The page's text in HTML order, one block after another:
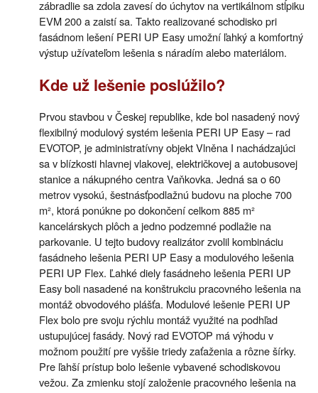
zábradlie sa zdola zavesí do úchytov na vertikálnom stĺpiku
EVM 200 a zaistí sa. Takto realizované schodisko pri
fasádnom lešení PERI UP Easy umožní ľahký a komfortný
výstup užívateľom lešenia s náradím alebo materiálom.
Kde už lešenie poslúžilo?
Prvou stavbou v Českej republike, kde bol nasadený nový
flexibilný modulový systém lešenia PERI UP Easy – rad
EVOTOP, je administratívny objekt Vlněna I nachádzajúci
sa v blízkosti hlavnej vlakovej, električkovej a autobusovej
stanice a nákupného centra Vaňkovka. Jedná sa o 60
metrov vysokú, šestnásťpodlažnú budovu na ploche 700
m², ktorá ponúkne po dokončení celkom 885 m²
kancelárskych plôch a jedno podzemné podlažie na
parkovanie. U tejto budovy realizátor zvolil kombináciu
fasádneho lešenia PERI UP Easy a modulového lešenia
PERI UP Flex. Ľahké diely fasádneho lešenia PERI UP
Easy boli nasadené na konštrukciu pracovného lešenia na
montáž obvodového plášťa. Modulové lešenie PERI UP
Flex bolo pre svoju rýchlu montáž využité na podhľad
ustupujúcej fasády. Nový rad EVOTOP má výhodu v
možnom použití pre vyššie triedy zaťaženia a rôzne šírky.
Pre ľahší prístup bolo lešenie vybavené schodiskovou
vežou. Za zmienku stojí založenie pracovného lešenia na